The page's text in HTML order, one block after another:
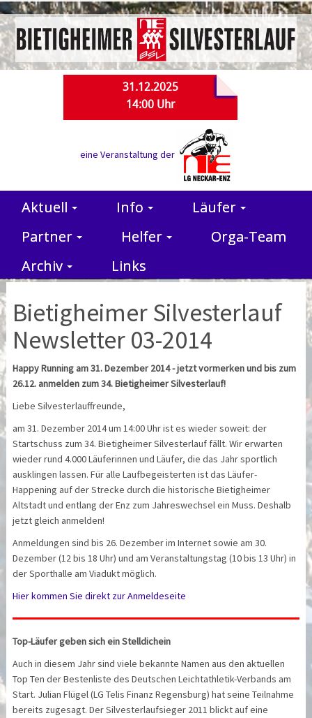
31.12.2025
14:00 Uhr
eine Veranstaltung der
Aktuell Info
Läufer
Partner
Helfer
Orga-Team
Archiv
Links
Bietigheimer Silvesterlauf
Newsletter 03-2014
Happy Running am 31. Dezember 2014 - jetzt vormerken und bis zum
26.12. anmelden zum 34. Bietigheimer Silvesterlauf!
Liebe Silvesterlauffreunde,
am 31. Dezember 2014 um 14:00 Uhr ist es wieder soweit: der
Startschuss zum 34. Bietigheimer Silvesterlauf fällt. Wir erwarten
wieder rund 4.000 Läuferinnen und Läufer, die das Jahr sportlich
ausklingen lassen. Für alle Laufbegeisterten ist das Läufer-
Happening auf der Strecke durch die historische Bietigheimer
Altstadt und entlang der Enz zum Jahreswechsel ein Muss. Deshalb
jetzt gleich anmelden!
Anmeldungen sind bis 26. Dezember im Internet sowie am 30.
Dezember (12 bis 18 Uhr) und am Veranstaltungstag (10 bis 13 Uhr) in
der Sporthalle am Viadukt möglich.
Hier kommen Sie direkt zur Anmeldeseite
Top-Läufer geben sich ein Stelldichein
Auch in diesem Jahr sind viele bekannte Namen aus den aktuellen
Top Ten der Bestenliste des Deutschen Leichtathletik-Verbands am
Start. Julian Flügel (LG Telis Finanz Regensburg) hat seine Teilnahme
bereits zugesagt. Der Silvesterlaufsieger 2011 blickt auf eine